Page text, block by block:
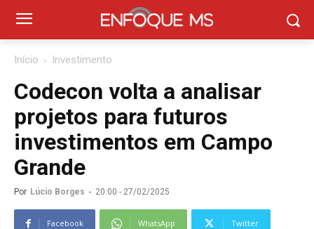
Início Investimento
Codecon volta a analisar
projetos para futuros
investimentos em Campo
Grande
Por Lúcio Borges - 20:00 - 27/02/2025
Facebook WhatsApp Twitter